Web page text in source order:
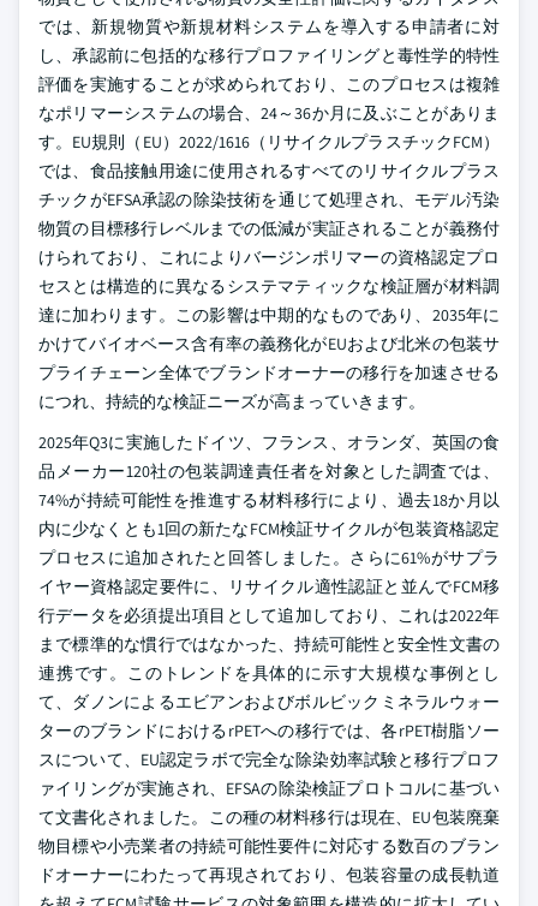
では、新規物質や新規材料システムを導入する申請者に対
し、承認前に包括的な移行プロファイリングと毒性学的特性
評価を実施することが求められており、このプロセスは複雑
なポリマーシステムの場合、24～36か月に及ぶことがありま
す。EU規則（EU）2022/1616（リサイクルプラスチックFCM）
では、食品接触用途に使用されるすべてのリサイクルプラス
チックがEFSA承認の除染技術を通じて処理され、モデル汚染
物質の目標移行レベルまでの低減が実証されることが義務付
けられており、これによりバージンポリマーの資格認定プロ
セスとは構造的に異なるシステマティックな検証層が材料調
達に加わります。この影響は中期的なものであり、2035年に
かけてバイオベース含有率の義務化がEUおよび北米の包装サ
プライチェーン全体でブランドオーナーの移行を加速させる
につれ、持続的な検証ニーズが高まっていきます。
2025年Q3に実施したドイツ、フランス、オランダ、英国の食
品メーカー120社の包装調達責任者を対象とした調査では、
74%が持続可能性を推進する材料移行により、過去18か月以
内に少なくとも1回の新たなFCM検証サイクルが包装資格認定
プロセスに追加されたと回答しました。さらに61%がサプラ
イヤー資格認定要件に、リサイクル適性認証と並んでFCM移
行データを必須提出項目として追加しており、これは2022年
まで標準的な慣行ではなかった、持続可能性と安全性文書の
連携です。このトレンドを具体的に示す大規模な事例とし
て、ダノンによるエビアンおよびボルビックミネラルウォー
ターのブランドにおけるrPETへの移行では、各rPET樹脂ソー
スについて、EU認定ラボで完全な除染効率試験と移行プロフ
ァイリングが実施され、EFSAの除染検証プロトコルに基づい
て文書化されました。この種の材料移行は現在、EU包装廃棄
物目標や小売業者の持続可能性要件に対応する数百のブラン
ドオーナーにわたって再現されており、包装容量の成長軌道